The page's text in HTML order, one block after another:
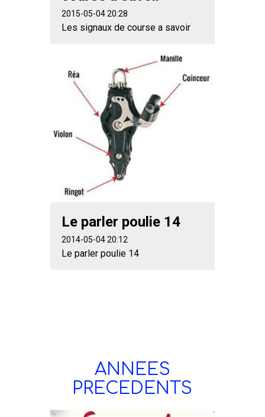
2015-05-04 20:28
Les signaux de course a savoir
Le parler poulie 14
2014-05-04 20:12
Le parler poulie 14
ANNEES
PRECEDENTS